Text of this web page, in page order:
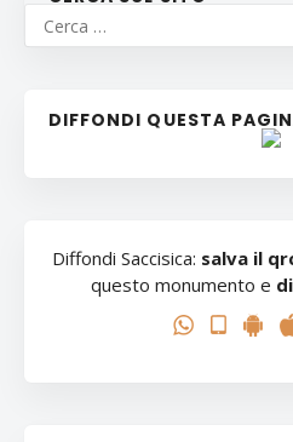
DIFFONDI QUESTA
Diffondi Saccisica: salva il
questo monumento e